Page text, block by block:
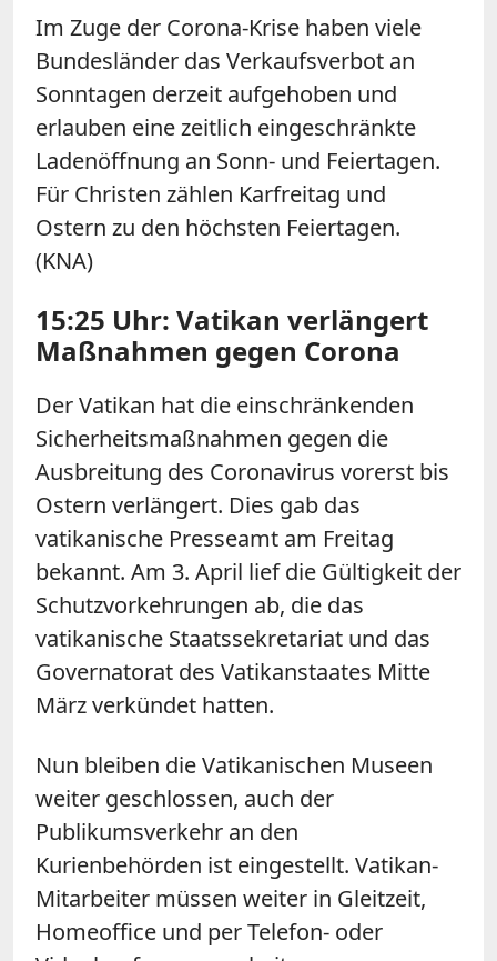
Im Zuge der Corona-Krise haben viele
Bundesländer das Verkaufsverbot an
Sonntagen derzeit aufgehoben und
erlauben eine zeitlich eingeschränkte
Ladenöffnung an Sonn- und Feiertagen.
Für Christen zählen Karfreitag und
Ostern zu den höchsten Feiertagen.
(KNA)
15:25 Uhr: Vatikan verlängert
Maßnahmen gegen Corona
Der Vatikan hat die einschränkenden
Sicherheitsmaßnahmen gegen die
Ausbreitung des Coronavirus vorerst bis
Ostern verlängert. Dies gab das
vatikanische Presseamt am Freitag
bekannt. Am 3. April lief die Gültigkeit der
Schutzvorkehrungen ab, die das
vatikanische Staatssekretariat und das
Governatorat des Vatikanstaates Mitte
März verkündet hatten.
Nun bleiben die Vatikanischen Museen
weiter geschlossen, auch der
Publikumsverkehr an den
Kurienbehörden ist eingestellt. Vatikan-
Mitarbeiter müssen weiter in Gleitzeit,
Homeoffice und per Telefon- oder